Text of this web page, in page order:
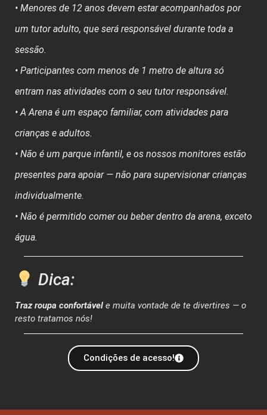
• Menores de 12 anos devem estar acompanhados por
um tutor adulto, que será responsável durante toda a
sessão.
• Participantes com menos de 1 metro de altura só
entram nas atividades com o seu tutor responsável.
• A Arena é um espaço familiar, com atividades para
crianças e adultos.
• Não é um parque infantil, e os nossos monitores estão
presentes para apoiar — não para supervisionar crianças
individualmente.
• Não é permitido comer ou beber dentro da arena, exceto
água.
Dica:
Traz roupa confortável e muita vontade de te divertires — o
resto tratamos nós!
Condições de acesso!